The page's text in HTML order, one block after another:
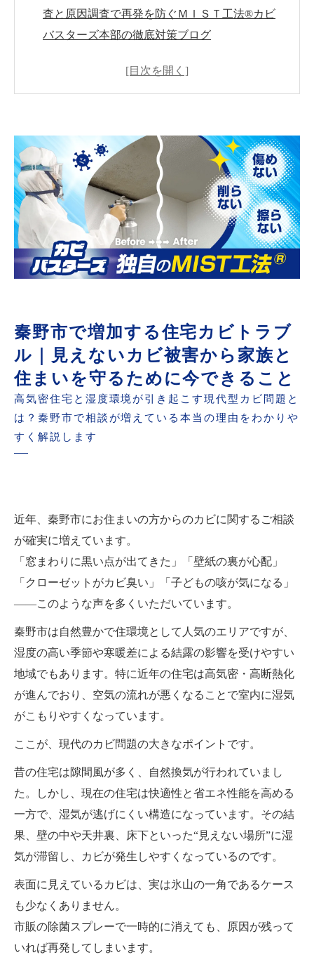
査と原因調査で再発を防ぐＭＩＳＴ工法®カビ
バスターズ本部の徹底対策ブログ
カビ被害から家族と住まいを守るために今でき
とされがちな本当の原因とは
そのカビ対策、本当に大丈夫ですか？表面除去
だけでは再発する本当の理由
見えないカビを“見える化”する｜秦野市で重要
性が高まる真菌（カビ菌）検査とは
原因を突き止めるから再発しない｜ＭＩＳＴ工
法®カビバスターズの徹底調査とは
奈川県内ネットワークで迅速解決
その症状、カビが原因かもしれません｜秦野市
で増えている見逃しサインとは
カビを放置すると取り返しがつかない？秦野市
で実際に起きている被害事例
秦野市で増えているカビ相談Q&A｜よくある疑
秦野市で増加する住宅カビトラブ
ル｜見えないカビ被害から家族と
住まいを守るために今できること
高気密住宅と湿度環境が引き起こす現代型カビ問題と
は？秦野市で相談が増えている本当の理由をわかりや
すく解説します
近年、秦野市にお住まいの方からのカビに関するご相談
が確実に増えています。
「窓まわりに黒い点が出てきた」「壁紙の裏が心配」
「クローゼットがカビ臭い」「子どもの咳が気になる」
――このような声を多くいただいています。
秦野市は自然豊かで住環境として人気のエリアですが、
湿度の高い季節や寒暖差による結露の影響を受けやすい
地域でもあります。特に近年の住宅は高気密・高断熱化
が進んでおり、空気の流れが悪くなることで室内に湿気
がこもりやすくなっています。
ここが、現代のカビ問題の大きなポイントです。
昔の住宅は隙間風が多く、自然換気が行われていまし
た。しかし、現在の住宅は快適性と省エネ性能を高める
一方で、湿気が逃げにくい構造になっています。その結
果、壁の中や天井裏、床下といった“見えない場所”に湿
気が滞留し、カビが発生しやすくなっているのです。
表面に見えているカビは、実は氷山の一角であるケース
も少なくありません。
市販の除菌スプレーで一時的に消えても、原因が残って
いれば再発してしまいます。